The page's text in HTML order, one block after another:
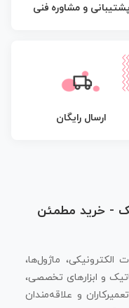
پشتیبانی و مشاوره فنی
ارسال رایگان
- خرید مطمئن
الکترونیکی، ماژول‌ها،
و ابزارهای تخصصی،
و علاقه‌مندان